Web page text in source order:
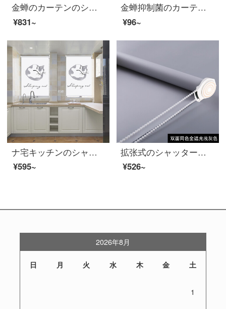
金蝉のカーテンのシェニールは厚い遮光ジャカードのカーテンをプラスして、リビングルームの完成品のカーテンのあぜ道のあぜ道を配置します。
¥831~
金蝉抑制菌のカーテンは北欧を遮光しています。9色のオプションで寝室のカーテンをカスタマイズしました。生地は三色瑾で、色合わせのタイプは0.1メートルです。材料を使って写真を撮ります。
¥96~
ナ宅キッチンのシャッター穴付き防水防油レストランの遮光キラー家庭用リフトアメリカーカーテンアメリカ式05（全遮光アップグレード）
¥595~
拡张式のシャッター遮光日よけ昇降オフィスのベランダのトイレの台所の防水の手拉式の穴をあけることができないカーテンの膨张式の両面の全遮光の浅い灰色
¥526~
2026年8月
日 月 火 水 木 金 土
1